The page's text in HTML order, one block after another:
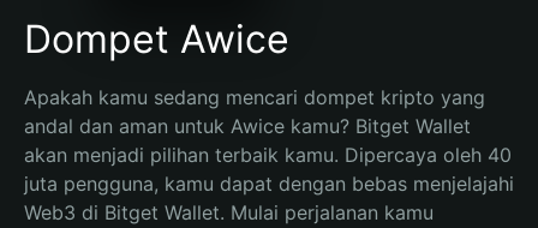
Dompet Awice
Apakah kamu sedang mencari dompet kripto yang
andal dan aman untuk Awice kamu? Bitget Wallet
akan menjadi pilihan terbaik kamu. Dipercaya oleh 40
juta pengguna, kamu dapat dengan bebas menjelajahi
Web3 di Bitget Wallet. Mulai perjalanan kamu